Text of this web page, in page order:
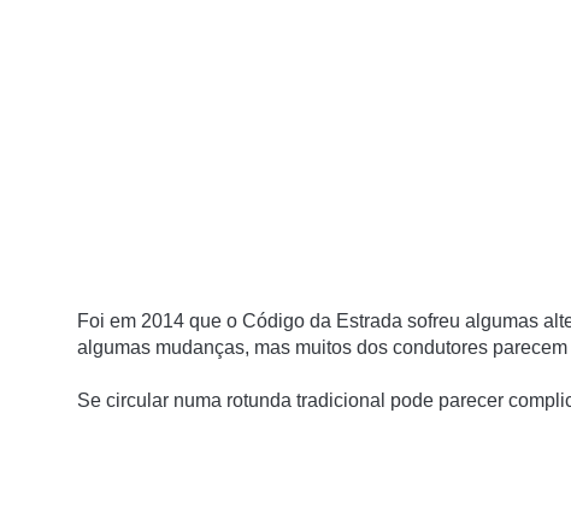
Foi em 2014 que o Código da Estrada sofreu algumas
algumas mudanças, mas muitos dos condutores
Se circular numa rotunda tradicional pode parecer